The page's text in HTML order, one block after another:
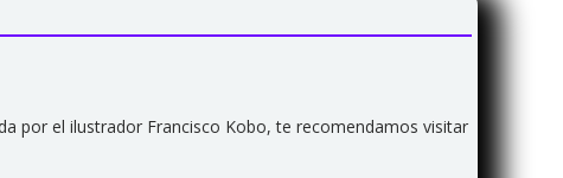
por el ilustrador Francisco Kobo, te recomendamos visitar